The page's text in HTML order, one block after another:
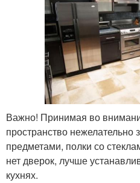
Важно! Принимая во
пространство нежелательно
предметами, полки со
нет дверок, лучше
кухнях.